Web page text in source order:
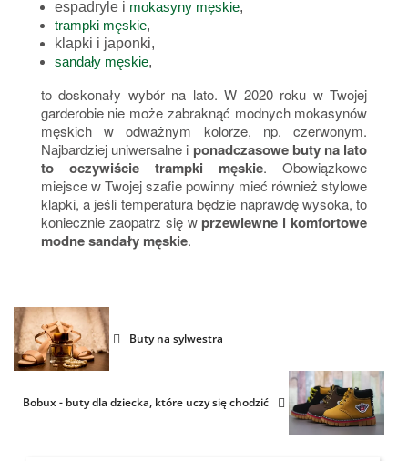
espadryle i mokasyny męskie,
trampki męskie,
klapki i japonki,
sandały męskie,
to doskonały wybór na lato. W 2020 roku w Twojej
garderobie nie może zabraknąć modnych mokasynów
męskich w odważnym kolorze, np. czerwonym.
Najbardziej uniwersalne i ponadczasowe buty na lato
to oczywiście trampki męskie. Obowiązkowe
miejsce w Twojej szafie powinny mieć również stylowe
klapki, a jeśli temperatura będzie naprawdę wysoka, to
koniecznie zaopatrz się wprzewiewne i komfortowe
modne sandały męskie.
Buty na sylwestra
Bobux - buty dla dziecka, które uczy się chodzić